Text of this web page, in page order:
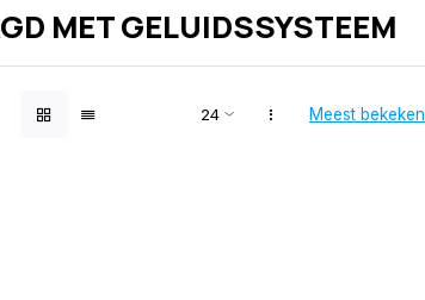
MET GELUIDSSYSTEEM
Meest bekeken